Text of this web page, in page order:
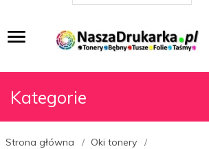
Kategorie
Strona główna Oki tonery